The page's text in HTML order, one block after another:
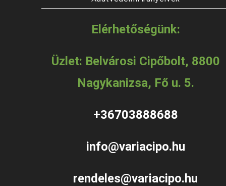
Elérhetőségünk:
Üzlet: Belvárosi Cipőbolt, 8800
Nagykanizsa, Fő u. 5.
+36703888688
info@variacipo.hu
rendeles@variacipo.hu